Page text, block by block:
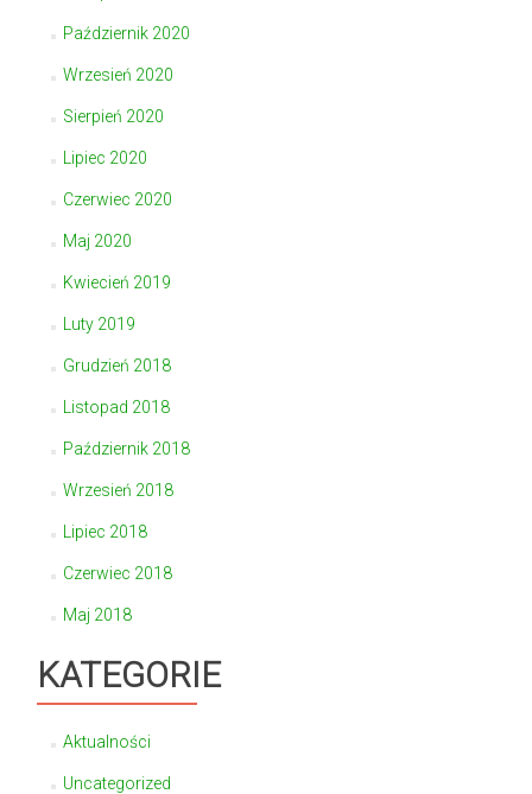
Październik 2020
Wrzesień 2020
Sierpień 2020
Lipiec 2020
Czerwiec 2020
Maj 2020
Kwiecień 2019
Luty 2019
Grudzień 2018
Listopad 2018
Październik 2018
Wrzesień 2018
Lipiec 2018
Czerwiec 2018
Maj 2018
KATEGORIE
Aktualności
Uncategorized